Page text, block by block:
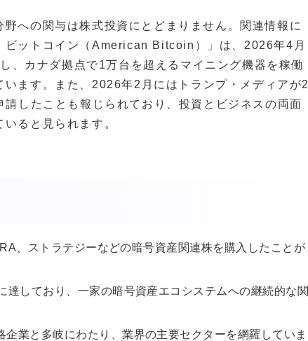
への関与は株式投資にとどまりません。関連情報に
ビットコイン（American Bitcoin）」は、2026年4月
、カナダ拠点で1万台を超えるマイニング機器を稼働
ます。また、2026年2月にはトランプ・メディアが2
したことも報じられており、投資とビジネスの両面
ると見られます。
、ストラテジーなどの暗号資産関連株を購入したことが
達しており、一家の暗号資産エコシステムへの継続的な関
業と多岐にわたり、業界の主要セクターを網羅していま